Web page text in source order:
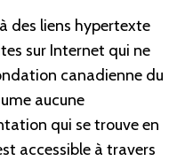
des liens hypertexte
sur Internet qui ne
canadienne du
aucune
qui se trouve en
accessible à travers